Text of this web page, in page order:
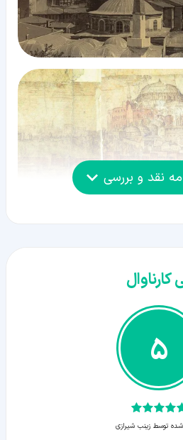
نقد و بررسی
5
توسط زينب شيرازی